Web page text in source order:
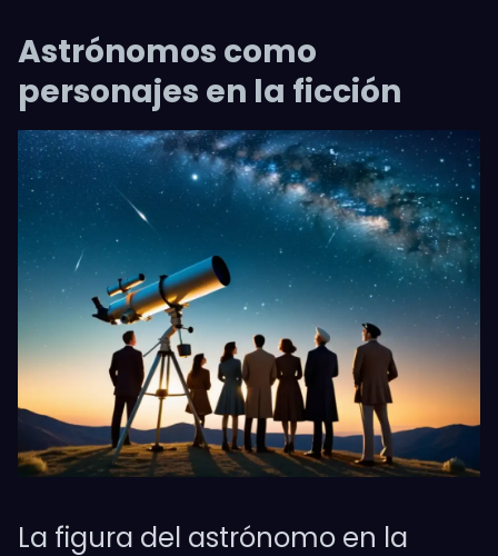
Astrónomos como
personajes en la ficción
La figura del astrónomo en la